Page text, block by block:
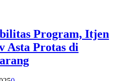
Program, Itjen
Asta Protas di